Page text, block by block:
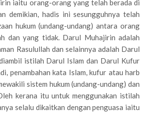
iaitu orang-orang yang telah berada di
demikian, hadis ini sesungguhnya telah
hukum (undang-undang) antara orang
dan yang tidak. Darul Muhajirin adalah
Rasulullah dan selainnya adalah Darul
istilah Darul Islam dan Darul Kufur
penambahan kata Islam, kufur atau harb
sistem hukum (undang-undang) dan
kerana itu untuk menggunakan istilah
ianya selalu dikaitkan dengan penguasa iaitu